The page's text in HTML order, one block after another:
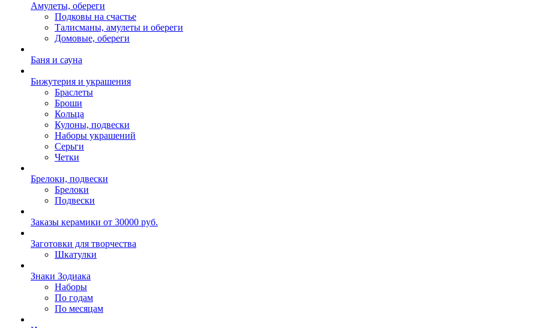
Амулеты, обереги
Подковы на счастье
Талисманы, амулеты и обереги
Домовые, обереги
Баня и сауна
Бижутерия и украшения
Браслеты
Броши
Кольца
Кулоны, подвески
Наборы украшений
Серьги
Четки
Брелоки, подвески
Брелоки
Подвески
Заказы керамики от 30000 руб.
Заготовки для творчества
Шкатулки
Знаки Зодиака
Наборы
По годам
По месяцам